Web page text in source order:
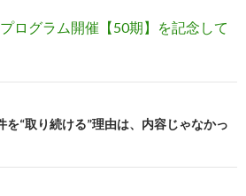
ログラム開催【50期】を記念して
“取り続ける”理由は、内容じゃなかっ